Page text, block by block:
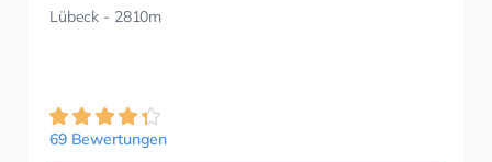
Lübeck - 2810m
69 Bewertungen